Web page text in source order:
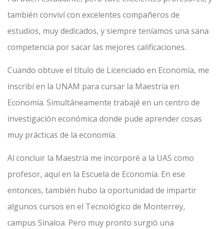
también conviví con excelentes compañeros de
estudios, muy dedicados, y siempre teníamos una sana
competencia por sacar las mejores calificaciones.
Cuando obtuve el título de Licenciado en Economía, me
inscribí en la UNAM para cursar la Maestría en
Economía. Simultáneamente trabajé en un centro de
investigación económica donde pude aprender cosas
muy prácticas de la economía.
Al concluir la Maestría me incorporé a la UAS como
profesor, aquí en la Escuela de Economía. En ese
entonces, también hubo la oportunidad de impartir
algunos cursos en el Tecnológico de Monterrey,
campus Sinaloa. Pero muy pronto surgió una